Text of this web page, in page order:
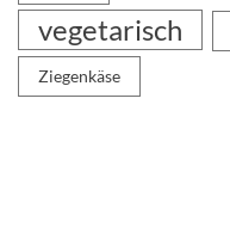
vegetarisch
Ziegenkäse